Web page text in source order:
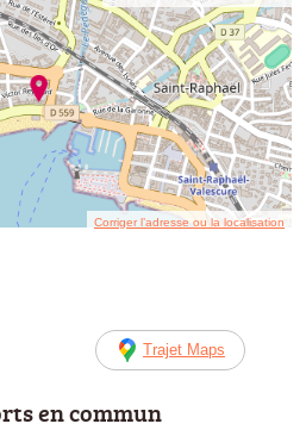
Corriger l’adresse ou la localisation
Trajet Maps
en commun